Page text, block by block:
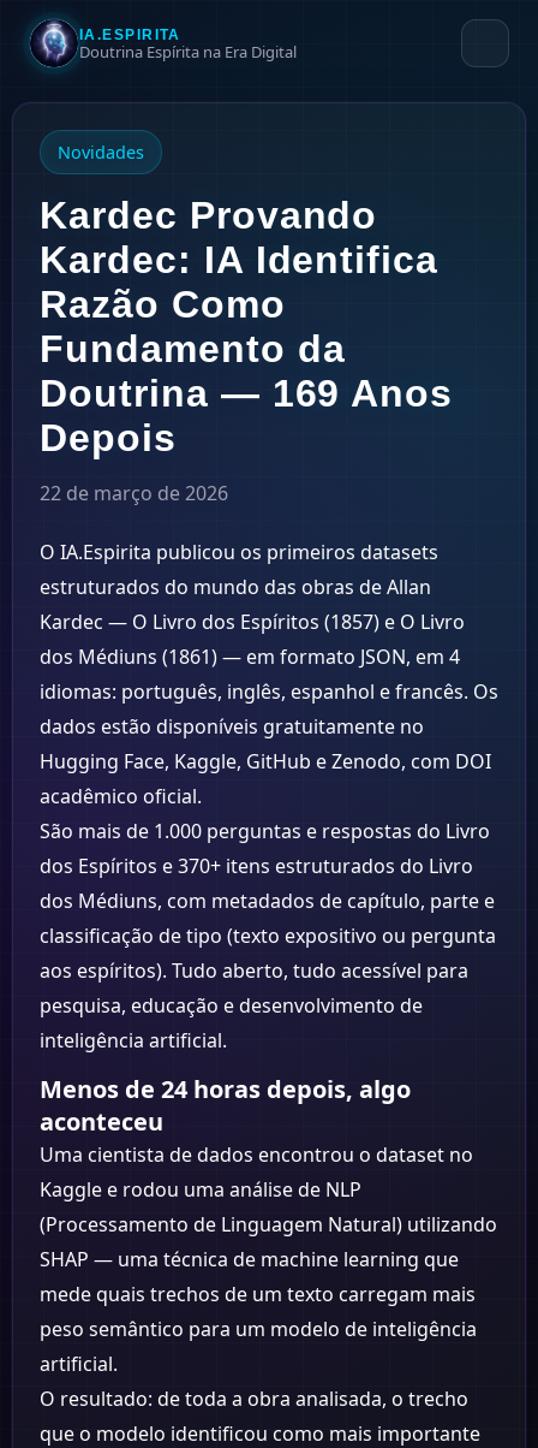
IA.ESPIRITA
Doutrina Espírita na Era Digital
Novidades
Kardec Provando
Kardec: IA Identifica
Razão Como
Fundamento da
Doutrina — 169 Anos
Depois
22 de março de 2026
O IA.Espirita publicou os primeiros datasets
estruturados do mundo das obras de Allan
Kardec — O Livro dos Espíritos (1857) e O Livro
dos Médiuns (1861) — em formato JSON, em 4
idiomas: português, inglês, espanhol e francês. Os
dados estão disponíveis gratuitamente no
Hugging Face, Kaggle, GitHub e Zenodo, com DOI
acadêmico oficial.
São mais de 1.000 perguntas e respostas do Livro
dos Espíritos e 370+ itens estruturados do Livro
dos Médiuns, com metadados de capítulo, parte e
classificação de tipo (texto expositivo ou pergunta
aos espíritos). Tudo aberto, tudo acessível para
pesquisa, educação e desenvolvimento de
inteligência artificial.
Menos de 24 horas depois, algo
aconteceu
Uma cientista de dados encontrou o dataset no
Kaggle e rodou uma análise de NLP
(Processamento de Linguagem Natural) utilizando
SHAP — uma técnica de machine learning que
mede quais trechos de um texto carregam mais
peso semântico para um modelo de inteligência
artificial.
O resultado: de toda a obra analisada, o trecho
que o modelo identificou como mais importante